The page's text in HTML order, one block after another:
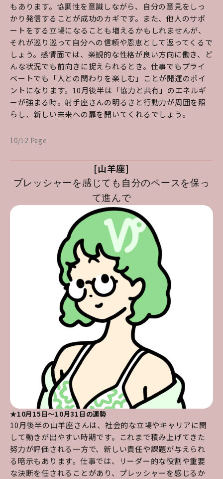
もあります。協調性を意識しながら、自分の意見をしっ
かり発信することが成功のカギです。また、他人のサポ
ートをする立場になることも増えるかもしれませんが、
それが巡り巡って自分への信頼や恩恵として返ってくるで
しょう。感情面では、楽観的な性格が良い方向に働き、ど
んな状況でも前向きに捉えられるとき。仕事でもプライ
ベートでも「人との関わりを楽しむ」ことが開運のポイ
ントになります。10月後半は「協力と共有」のエネルギ
ーが強まる時。射手座さんの明るさと行動力が周囲を照
らし、新しい未来への扉を開いてくれるでしょう。
10/12 Page
[山羊座]
プレッシャーを感じても自分のペースを保っ
て進んで
★10月15日～10月31日の運勢
10月後半の山羊座さんは、社会的な立場やキャリアに関
して動きが出やすい時期です。これまで積み上げてきた
努力が評価される一方で、新しい責任や課題が与えられ
る暗示もあります。仕事では、リーダー的な役割や重要
な決断を任されることがあり、プレッシャーを感じるか